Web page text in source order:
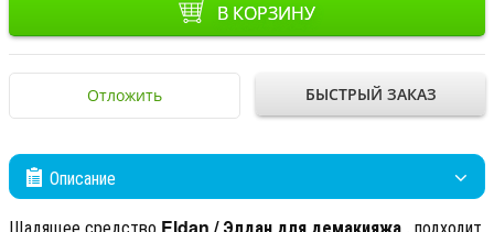
В КОРЗИНУ
Отложить БЫСТРЫЙ ЗАКАЗ
Описание